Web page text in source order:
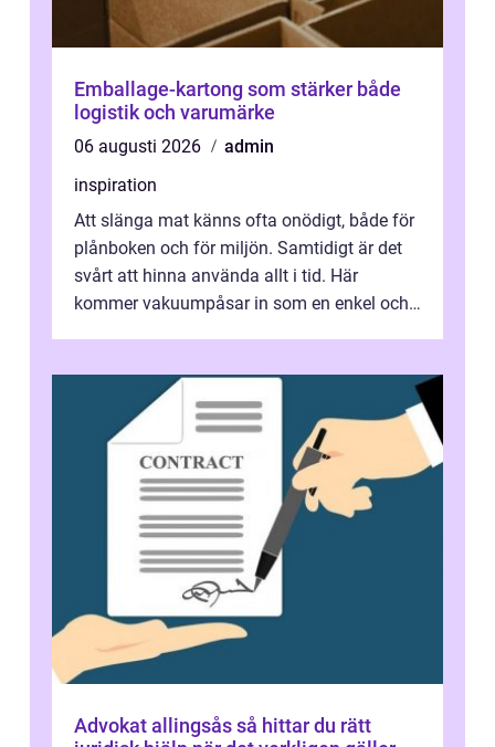
Emballage-kartong som stärker både
logistik och varumärke
06 augusti 2026
admin
inspiration
Att slänga mat känns ofta onödigt, både för
plånboken och för miljön. Samtidigt är det
svårt att hinna använda allt i tid. Här
kommer vakuumpåsar in som en enkel och
Advokat allingsås så hittar du rätt